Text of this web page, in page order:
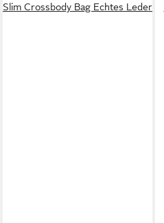
Slim Crossbody Bag Echtes Leder